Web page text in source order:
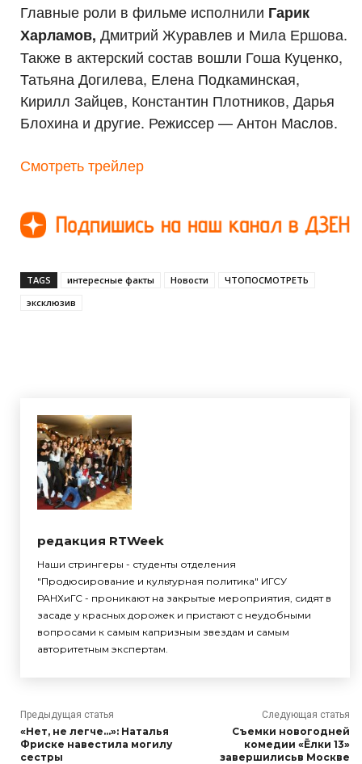
Главные роли в фильме исполнили Гарик
Харламов, Дмитрий Журавлев и Мила Ершова.
Также в актерский состав вошли Гоша Куценко,
Татьяна Догилева, Елена Подкаминская,
Кирилл Зайцев, Константин Плотников, Дарья
Блохина и другие. Режиссер — Антон Маслов.
Смотреть трейлер
TAGS интересные факты Новости
ЧТОПОСМОТРЕТЬ
эксклюзив
редакция RTWeek
Наши стрингеры - студенты отделения
"Продюсирование и культурная политика" ИГСУ
РАНХиГС - проникают на закрытые мероприятия, сидят в
засаде у красных дорожек и пристают с неудобными
вопросами к самым капризным звездам и самым
авторитетным экспертам.
Предыдущая статья
«Нет, не легче…»: Наталья
Фриске навестила могилу
сестры
Следующая статья
Съемки новогодней
комедии «Ёлки 13»
завершилисьв Москве